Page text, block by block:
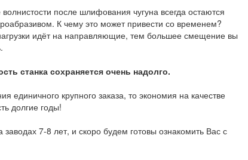
после шлифования чугуна всегда остаются
К чему это может привести со временем?
идёт на направляющие, тем большее смещение вы
станка сохраняется очень надолго.
крупного заказа, то экономия на качестве
долгие годы!
7-8 лет, и скоро будем готовы ознакомить Вас с